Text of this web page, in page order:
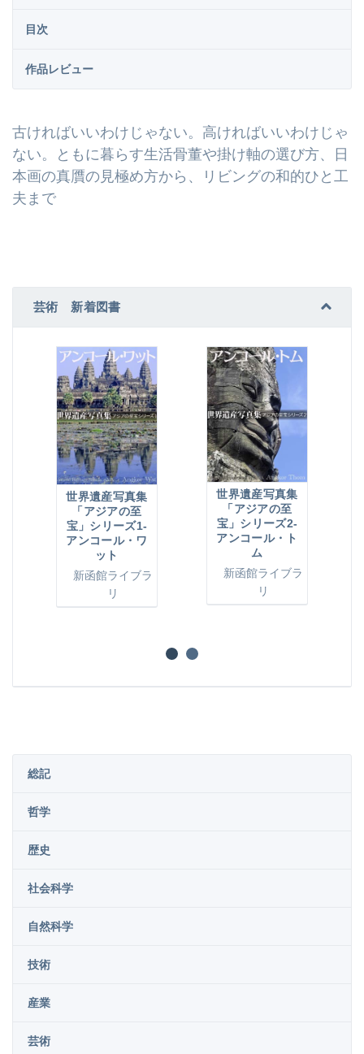
目次
作品レビュー
古ければいいわけじゃない。高ければいいわけじゃ
ない。ともに暮らす生活骨董や掛け軸の選び方、日
本画の真贋の見極め方から、リビングの和的ひと工
夫まで
芸術 新着図書
世界遺産写真集
「アジアの至
宝」シリーズ1-
アンコール・ワ
ット
新函館ライブラ
リ
世界遺産写真集
「アジアの至
宝」シリーズ2-
アンコール・ト
ム
新函館ライブラ
リ
総記
哲学
歴史
社会科学
自然科学
技術
産業
芸術